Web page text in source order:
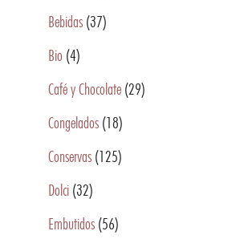
Bebidas (37)
Bio (4)
Café y Chocolate (29)
Congelados (18)
Conservas (125)
Dolci (32)
Embutidos (56)